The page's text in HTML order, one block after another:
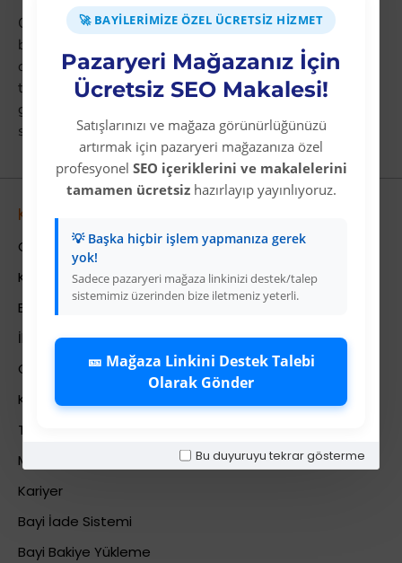
🚀 BAYILERIMIZE ÖZEL ÜCRETSIZ HIZMET
Pazaryeri Mağazanız İçin
Ücretsiz SEO Makalesi!
Satışlarınızı ve mağaza görünürlüğünüzü
artırmak için pazaryeri mağazanıza özel
profesyonel SEO içeriklerini ve makalelerini
tamamen ücretsizhazırlayıp yayınlıyoruz.
💡 Başka hiçbir işlem yapmanıza gerek
yok!
Sadece pazaryeri mağaza linkinizi destek/talep
sistemimiz üzerinden bize iletmeniz yeterli.
🎫 Mağaza Linkini Destek Talebi
Olarak Gönder
Bu duyuruyu tekrar gösterme
Colezium'un XML akışını Trendyol mağazanıza
bağladığınızda i̇lk yardım stok ve fiyat değişiklikleri
otomatik yansır.İlk Yardım Levhalarıkategorisindeki
tüm ürünleri tek panelden yönetin ve portföyünüzü
genişletin. Bugün Colezium'a üye olun ve i̇lk yardım
satışında öncü olun.
Kurumsal
Colezium Hakkında
Kurumsal Bilgiler
Banka Hesab Bilgileri
İletişim
Gizlilik Politikası
Kullanıcı Sözleşmesi
Teslimat Bilgileri
Mesafeli Satış Sözleşmesi
Kariyer
Bayi İade Sistemi
Bayi Bakiye Yükleme